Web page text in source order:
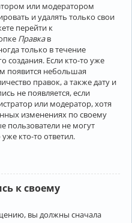
или модератором
и удалять только свои
перейти к
Правкав
только в течение
создания. Если кто-то уже
появится небольшая
правок, а также дату и
не появляется, если
или модератор, хотя
изменениях по своему
пользователи не могут
кто-то ответил.
к своему
вы должны сначала